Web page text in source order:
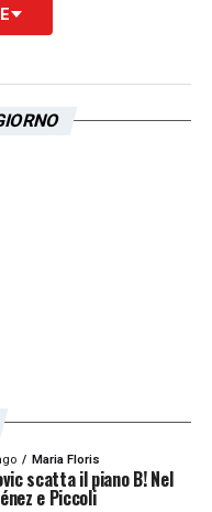
in questo
di tessere
Maria Floris
scatta il piano B! Nel
e Piccoli